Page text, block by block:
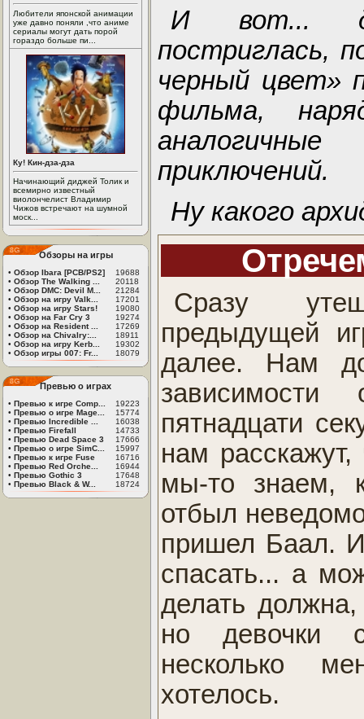
Любители японской анимации
уже давно поняли ,что аниме
сериалы могут дать порой
гораздо больше пи...
Ку! Кин-дза-дза
Начинающий диджей Толик и
всемирно известный
виолончелист Владимир
Чижов встречают на шумной
моск...
Обзоры на игры
• Обзор Ibara [PCB/PS2]
19688
• Обзор The Walking ...
20118
• Обзор DMC: Devil M...
21284
• Обзор на игру Valk...
17201
• Обзор на игру Stars!
19080
• Обзор на Far Cry 3
19274
• Обзор на Resident ...
17269
• Обзор на Chivalry:...
18911
• Обзор на игру Kerb...
19302
• Обзор игры 007: Fr... 18079
Превью о играх
• Превью к игре Comp...
19223
• Превью о игре Mage...
15774
• Превью Incredible ...
16038
• Превью Firefall
14733
• Превью Dead Space 3
17666
• Превью о игре SimC...
15997
• Превью к игре Fuse
16716
• Превью Red Orche...
16944
• Превью Gothic 3
17648
• Превью Black & W... 18724
И вот...
постриглась,
черный цвет»
фильма,
приключений.
Ну какого
Сразу
предыдущей
далее. Нам
пятнадцати
нам
мы-то знаем,
отбыл
пришел Баал.
спасать... а
делать
но девочки
несколько
хотелось.